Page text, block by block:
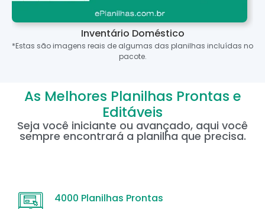
Inventário Doméstico
*Estas são imagens reais de algumas das planilhas incluídas no
pacote.
As Melhores Planilhas Prontas e
Editáveis
Seja você iniciante ou avançado, aqui você
sempre encontrará a planilha que precisa.
4000 Planilhas Prontas